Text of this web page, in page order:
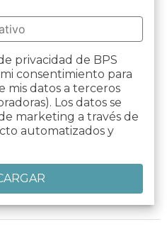
privacidad de BPS
consentimiento para
mis datos a terceros
Los datos se
marketing a través de
automatizados y